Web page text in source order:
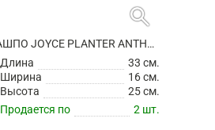
search
КАШПО JOYCE PLANTER ANTHRACITE
Длина
33 см.
Ширина
16 см.
Высота
25 см.
Продается по
2 шт.